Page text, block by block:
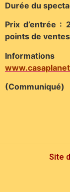
Durée du
Prix d’entrée :
points de
(Communiqué)
Site